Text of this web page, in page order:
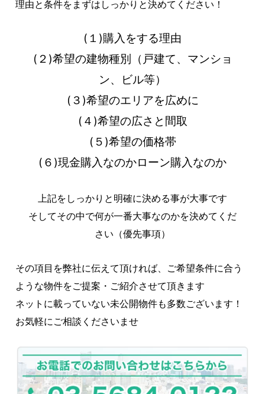
理由と条件をまずはしっかりと決めてください！
(１)購入をする理由
(２)希望の建物種別（戸建て、マンショ
ン、ビル等）
(３)希望のエリアを広めに
(４)希望の広さと間取
(５)希望の価格帯
(６)現金購入なのかローン購入なのか
上記をしっかりと明確に決める事が大事です
そしてその中で何が一番大事なのかを決めてくだ
さい（優先事項）
その項目を弊社に伝えて頂ければ、ご希望条件に合う
ような物件をご提案・ご紹介させて頂きます
ネットに載っていない未公開物件も多数ございます！
お気軽にご相談くださいませ